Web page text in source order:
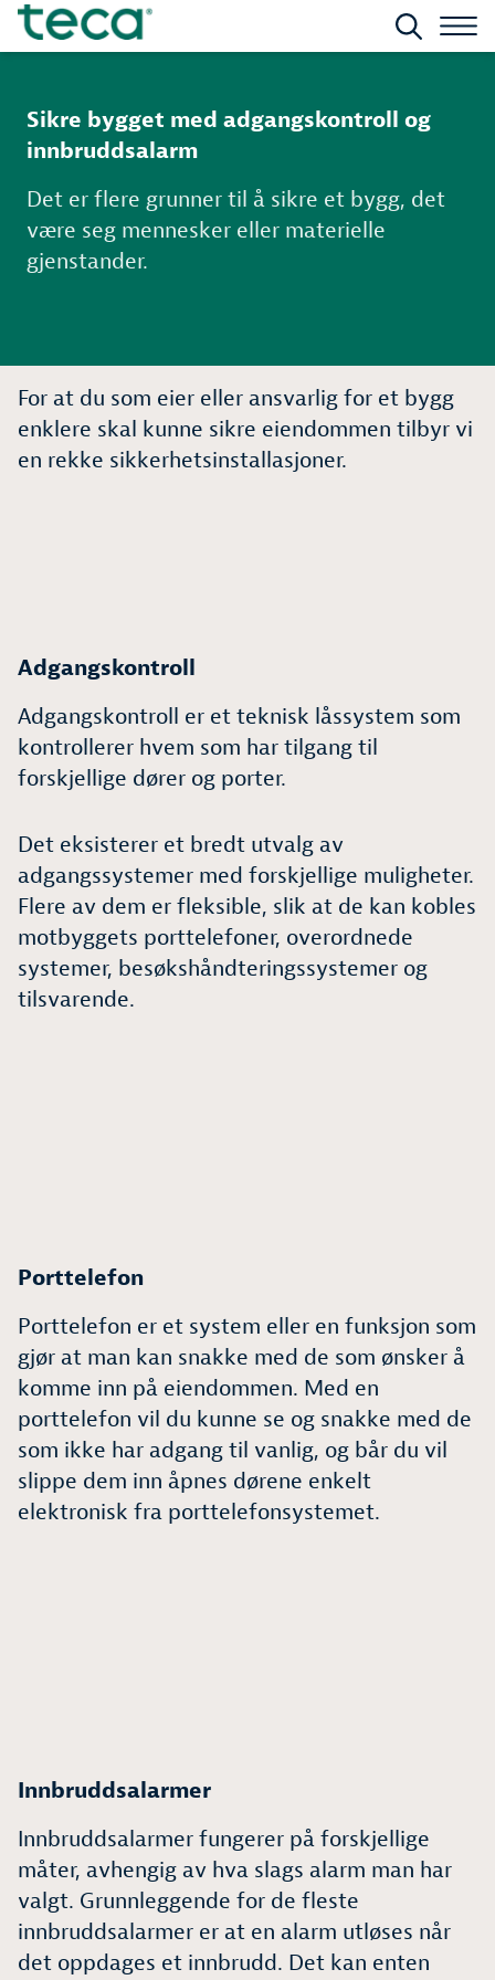
Sikre bygget med adgangskontroll og
innbruddsalarm
Det er flere grunner til å sikre et bygg, det
være seg mennesker eller materielle
gjenstander.
For at du som eier eller ansvarlig for et bygg
enklere skal kunne sikre eiendommen tilbyr vi
en rekke sikkerhetsinstallasjoner.
Adgangskontroll
Adgangskontroll er et teknisk låssystem som
kontrollerer hvem som har tilgang til
forskjellige dører og porter.
Det eksisterer et bredt utvalg av
adgangssystemer med forskjellige muligheter.
Flere av dem er fleksible, slik at de kan kobles
motbyggets porttelefoner, overordnede
systemer, besøkshåndteringssystemer og
tilsvarende.
Porttelefon
Porttelefon er et system eller en funksjon som
gjør at man kan snakke med de som ønsker å
komme inn på eiendommen. Med en
porttelefon vil du kunne se og snakke med de
som ikke har adgang til vanlig, og bår du vil
slippe dem inn åpnes dørene enkelt
elektronisk fra porttelefonsystemet.
Innbruddsalarmer
Innbruddsalarmer fungerer på forskjellige
måter, avhengig av hva slags alarm man har
valgt. Grunnleggende for de fleste
innbruddsalarmer er at en alarm utløses når
det oppdages et innbrudd. Det kan enten